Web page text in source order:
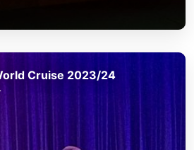
Cruise 2023/24